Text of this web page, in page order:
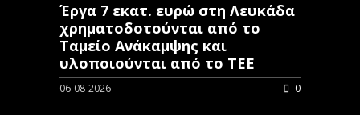
Έργα 7 εκατ. ευρώ στη Λευκάδα
χρηματοδοτούνται από το
Ταμείο Ανάκαμψης και
υλοποιούνται από το ΤΕΕ
06-08-2026 0